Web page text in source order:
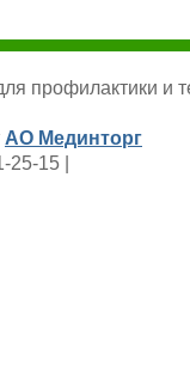
профилактики и
АО Мединторг
15 |